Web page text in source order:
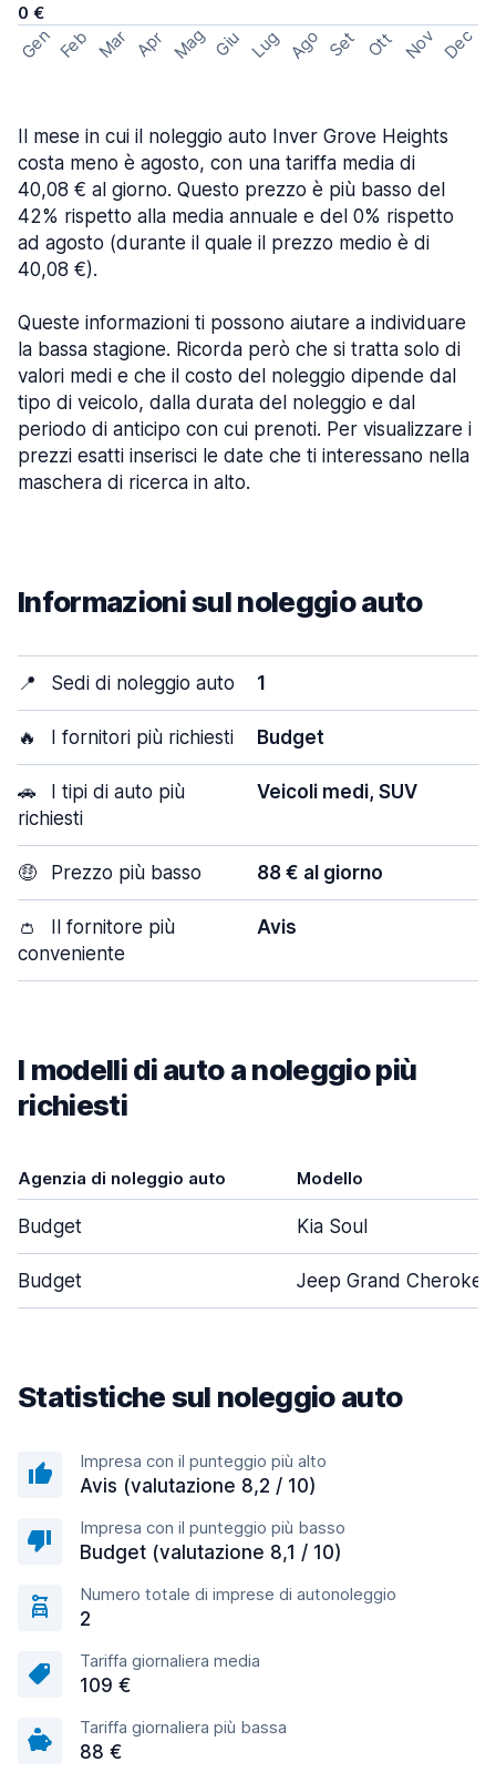
0 €
Gen Feb Mar Apr Mag Giu Lug Ago Set Ott Nov Dec
Il mese in cui il noleggio auto Inver Grove Heights
costa meno è agosto, con una tariffa media di
40,08 € al giorno. Questo prezzo è più basso del
42% rispetto alla media annuale e del 0% rispetto
ad agosto (durante il quale il prezzo medio è di
40,08 €).
Queste informazioni ti possono aiutare a individuare
la bassa stagione. Ricorda però che si tratta solo di
valori medi e che il costo del noleggio dipende dal
tipo di veicolo, dalla durata del noleggio e dal
periodo di anticipo con cui prenoti. Per visualizzare i
prezzi esatti inserisci le date che ti interessano nella
maschera di ricerca in alto.
Informazioni sul noleggio auto
📍 Sedi di noleggio auto 1
🔥 I fornitori più richiesti Budget
🚗
I tipi di auto più
richiesti
Veicoli medi, SUV
🤑 Prezzo più basso 88 € al giorno
👛
Il fornitore più
conveniente
Avis
I modelli di auto a noleggio più
richiesti
Agenzia di noleggio auto Modello
Budget Kia Soul
Budget Jeep Grand Cherokee
Statistiche sul noleggio auto
Impresa con il punteggio più alto
Avis (valutazione 8,2 / 10)
Impresa con il punteggio più basso
Budget (valutazione 8,1 / 10)
Numero totale di imprese di autonoleggio
2
Tariffa giornaliera media
109 €
Tariffa giornaliera più bassa
88 €